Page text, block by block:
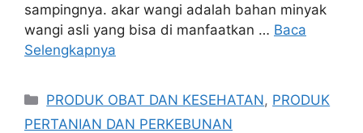
sampingnya. akar wangi adalah bahan minyak
wangi asli yang bisa di manfaatkan … Baca
Selengkapnya
Kategori
PRODUK OBAT DAN KESEHATAN, PRODUK
PERTANIAN DAN PERKEBUNAN